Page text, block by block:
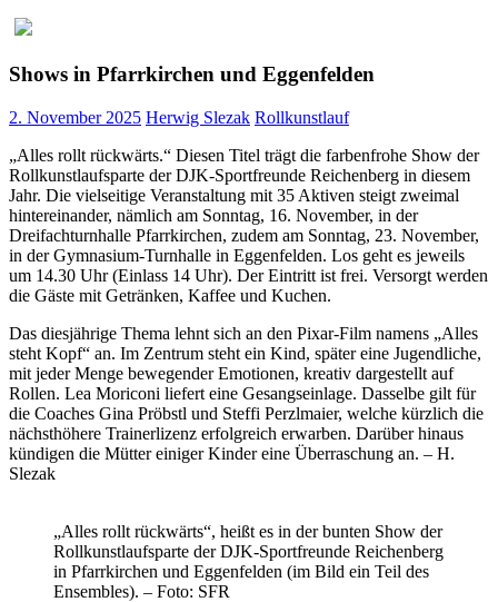
Shows in Pfarrkirchen und Eggenfelden
2. November 2025 Herwig Slezak Rollkunstlauf
„Alles rollt rückwärts.“ Diesen Titel trägt die farbenfrohe Show der
Rollkunstlaufsparte der DJK-Sportfreunde Reichenberg in diesem
Jahr. Die vielseitige Veranstaltung mit 35 Aktiven steigt zweimal
hintereinander, nämlich am Sonntag, 16. November, in der
Dreifachturnhalle Pfarrkirchen, zudem am Sonntag, 23. November,
in der Gymnasium-Turnhalle in Eggenfelden. Los geht es jeweils
um 14.30 Uhr (Einlass 14 Uhr). Der Eintritt ist frei. Versorgt werden
die Gäste mit Getränken, Kaffee und Kuchen.
Das diesjährige Thema lehnt sich an den Pixar-Film namens „Alles
steht Kopf“ an. Im Zentrum steht ein Kind, später eine Jugendliche,
mit jeder Menge bewegender Emotionen, kreativ dargestellt auf
Rollen. Lea Moriconi liefert eine Gesangseinlage. Dasselbe gilt für
die Coaches Gina Pröbstl und Steffi Perzlmaier, welche kürzlich die
nächsthöhere Trainerlizenz erfolgreich erwarben. Darüber hinaus
kündigen die Mütter einiger Kinder eine Überraschung an. – H.
Slezak
„Alles rollt rückwärts“, heißt es in der bunten Show der
Rollkunstlaufsparte der DJK-Sportfreunde Reichenberg
in Pfarrkirchen und Eggenfelden (im Bild ein Teil des
Ensembles). – Foto: SFR